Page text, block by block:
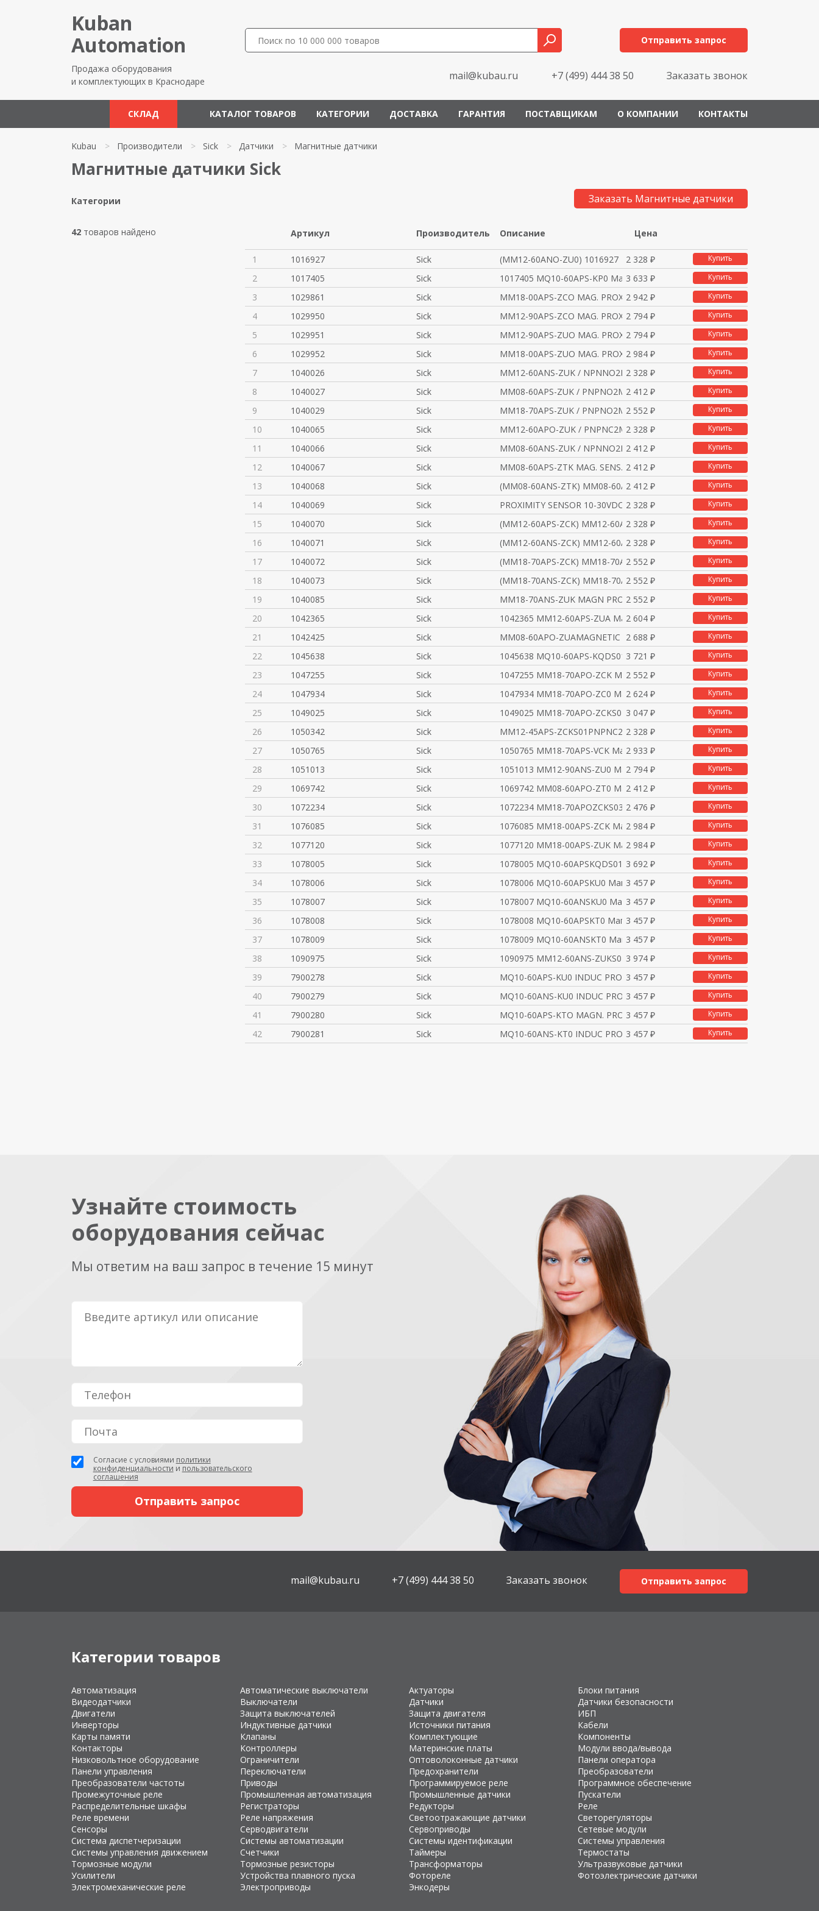
Kuban
Automation
Продажа оборудования
и комплектующих в Краснодаре
Отправить запрос
mail@kubau.ru +7 (499) 444 38 50 Заказать звонок
СКЛАД КАТАЛОГ ТОВАРОВ КАТЕГОРИИ ДОСТАВКА ГАРАНТИЯ ПОСТАВЩИКАМ О КОМПАНИИ КОНТАКТЫ
Kubau > Производители > Sick > Датчики > Магнитные датчики
Магнитные датчики Sick
Категории
42 товаров найдено
Заказать Магнитные датчики
Артикул Производитель Описание Цена
1 1016927 Sick (MM12-60ANO-ZU0) 1016927 2 328 ₽ Купить
2 1017405 Sick 1017405 MQ10-60APS-KP0 Магнитн
3 633 ₽ Купить
3 1029861 Sick MM18-00APS-ZCO MAG. PROX. / AD
2 942 ₽ Купить
4 1029950 Sick MM12-90APS-ZCO MAG. PROX. / AD
2 794 ₽ Купить
5 1029951 Sick MM12-90APS-ZUO MAG. PROX. / AD
2 794 ₽ Купить
6 1029952 Sick MM18-00APS-ZUO MAG. PROX. / AD
2 984 ₽ Купить
7 1040026 Sick MM12-60ANS-ZUK / NPNNO2M CABLE
2 328 ₽ Купить
8 1040027 Sick MM08-60APS-ZUK / PNPNO2M CABLE
2 412 ₽ Купить
9 1040029 Sick MM18-70APS-ZUK / PNPNO2M CABLE
2 552 ₽ Купить
10 1040065 Sick MM12-60APO-ZUK / PNPNC2M CABLE
2 328 ₽ Купить
11 1040066 Sick MM08-60ANS-ZUK / NPNNO2M CABLE
2 412 ₽ Купить
12 1040067 Sick MM08-60APS-ZTK MAG. SENS. / PN2 412 ₽ Купить
13 1040068 Sick (MM08-60ANS-ZTK) MM08-60ANS-ZT
2 412 ₽ Купить
14 1040069 Sick PROXIMITY SENSOR 10-30VDC 200M
2 328 ₽ Купить
15 1040070 Sick (MM12-60APS-ZCK) MM12-60APS-ZC
2 328 ₽ Купить
16 1040071 Sick (MM12-60ANS-ZCK) MM12-60ANS-ZC
2 328 ₽ Купить
17 1040072 Sick (MM18-70APS-ZCK) MM18-70APS-ZC
2 552 ₽ Купить
18 1040073 Sick (MM18-70ANS-ZCK) MM18-70ANS-ZC
2 552 ₽ Купить
19 1040085 Sick MM18-70ANS-ZUK MAGN PROXNPN, N
2 552 ₽ Купить
20 1042365 Sick 1042365 MM12-60APS-ZUA Магнитн
2 604 ₽ Купить
21 1042425 Sick MM08-60APO-ZUAMAGNETIC PROXIMI
2 688 ₽ Купить
22 1045638 Sick 1045638 MQ10-60APS-KQDS01 Магн
3 721 ₽ Купить
23 1047255 Sick 1047255 MM18-70APO-ZCK Магнитн
2 552 ₽ Купить
24 1047934 Sick 1047934 MM18-70APO-ZC0 Магнитн
2 624 ₽ Купить
25 1049025 Sick 1049025 MM18-70APO-ZCKS01 Магн
3 047 ₽ Купить
26 1050342 Sick MM12-45APS-ZCKS01PNPNC2M CABLE
2 328 ₽ Купить
27 1050765 Sick 1050765 MM18-70APS-VCK Магнитн
2 933 ₽ Купить
28 1051013 Sick 1051013 MM12-90ANS-ZU0 Магнитн
2 794 ₽ Купить
29 1069742 Sick 1069742 MM08-60APO-ZT0 Магнитн
2 412 ₽ Купить
30 1072234 Sick 1072234 MM18-70APOZCKS03 Магни
2 476 ₽ Купить
31 1076085 Sick 1076085 MM18-00APS-ZCK Магнитн
2 984 ₽ Купить
32 1077120 Sick 1077120 MM18-00APS-ZUK Магнитн
2 984 ₽ Купить
33 1078005 Sick 1078005 MQ10-60APSKQDS01 Магни
3 692 ₽ Купить
34 1078006 Sick 1078006 MQ10-60APSKU0 Магнитны
3 457 ₽ Купить
35 1078007 Sick 1078007 MQ10-60ANSKU0 Магнитны
3 457 ₽ Купить
36 1078008 Sick 1078008 MQ10-60APSKT0 Магнитны
3 457 ₽ Купить
37 1078009 Sick 1078009 MQ10-60ANSKT0 Магнитны
3 457 ₽ Купить
38 1090975 Sick 1090975 MM12-60ANS-ZUKS04 Магн
3 974 ₽ Купить
39 7900278 Sick MQ10-60APS-KU0 INDUC PROX / 60
3 457 ₽ Купить
40 7900279 Sick MQ10-60ANS-KU0 INDUC PROX / 60
3 457 ₽ Купить
41 7900280 Sick MQ10-60APS-KTO MAGN. PROX / 60
3 457 ₽ Купить
42 7900281 Sick MQ10-60ANS-KT0 INDUC PROX / 60
3 457 ₽ Купить
Узнайте стоимость
оборудования сейчас
Мы ответим на ваш запрос в течение 15 минут
Согласие с условиями политики
конфиденциальности и пользовательского
соглашения
mail@kubau.ru +7 (499) 444 38 50 Заказать звонок Отправить запрос
Категории товаров
Автоматизация Автоматические выключатели Актуаторы
Блоки питания
Видеодатчики
Выключатели Датчики
Датчики безопасности
Двигатели
Защита выключателей Защита двигателя
ИБП
Инверторы
Индуктивные датчики Источники питания
Кабели
Карты памяти
Клапаны Комплектующие
Компоненты
Контакторы
Контроллеры Материнские платы
Модули ввода/вывода
Низковольтное оборудование
Ограничители Оптоволоконные датчики
Панели оператора
Панели управления
Переключатели Предохранители
Преобразователи
Преобразователи частоты
Приводы Программируемое реле
Программное обеспечение
Промежуточные реле
Промышленная автоматизация Промышленные датчики
Пускатели
Распределительные шкафы
Регистраторы Редукторы
Реле
Реле времени
Реле напряжения Светоотражающие датчики
Светорегуляторы
Сенсоры
Серводвигатели Сервоприводы
Сетевые модули
Система диспетчеризации
Системы автоматизации Системы идентификации
Системы управления
Системы управления движением
Счетчики Таймеры
Термостаты
Тормозные модули
Тормозные резисторы Трансформаторы
Ультразвуковые датчики
Усилители
Устройства плавного пуска Фотореле
Фотоэлектрические датчики
Электромеханические реле
Электроприводы Энкодеры